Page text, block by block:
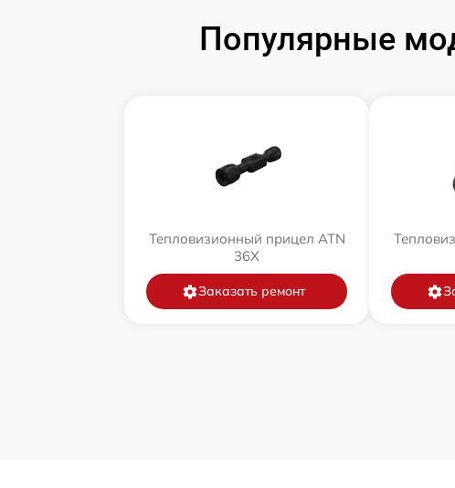
Популярные
Тепловизионный прицел ATN
36X
Заказать ремонт